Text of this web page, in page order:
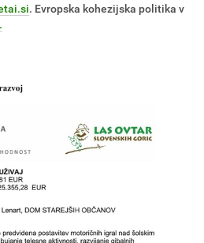
. Evropska kohezijska politika v